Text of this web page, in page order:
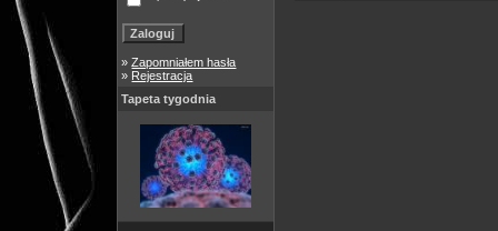
»Zapomniałem hasła
» Rejestracja
Tapeta tygodnia